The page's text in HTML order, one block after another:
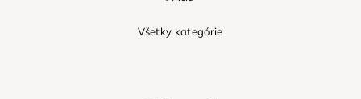
Všetky kategórie